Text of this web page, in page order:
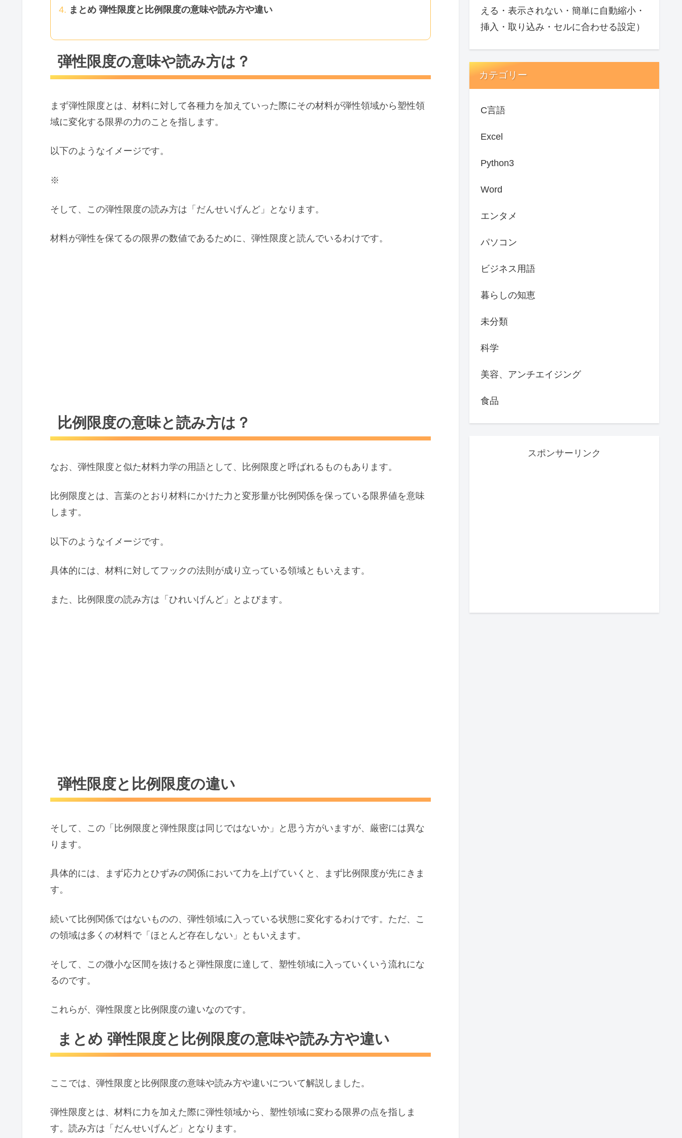
まとめ 弾性限度と比例限度の意味や読み方や違い
弾性限度の意味や読み方は？
まず弾性限度とは、材料に対して各種力を加えていった際にその材料が弾性領域から塑性領
域に変化する限界の力のことを指します。
以下のようなイメージです。
※
そして、この弾性限度の読み方は「だんせいげんど」となります。
材料が弾性を保てるの限界の数値であるために、弾性限度と読んでいるわけです。
比例限度の意味と読み方は？
なお、弾性限度と似た材料力学の用語として、比例限度と呼ばれるものもあります。
比例限度とは、言葉のとおり材料にかけた力と変形量が比例関係を保っている限界値を意味
します。
以下のようなイメージです。
具体的には、材料に対してフックの法則が成り立っている領域ともいえます。
また、比例限度の読み方は「ひれいげんど」とよびます。
弾性限度と比例限度の違い
そして、この「比例限度と弾性限度は同じではないか」と思う方がいますが、厳密には異な
ります。
具体的には、まず応力とひずみの関係において力を上げていくと、まず比例限度が先にきま
す。
続いて比例関係ではないものの、弾性領域に入っている状態に変化するわけです。ただ、こ
の領域は多くの材料で「ほとんど存在しない」ともいえます。
そして、この微小な区間を抜けると弾性限度に達して、塑性領域に入っていくいう流れにな
るのです。
これらが、弾性限度と比例限度の違いなのです。
まとめ 弾性限度と比例限度の意味や読み方や違い
ここでは、弾性限度と比例限度の意味や読み方や違いについて解説しました。
弾性限度とは、材料に力を加えた際に弾性領域から、塑性領域に変わる限界の点を指しま
す。読み方は「だんせいげんど」となります。
える・表示されない・簡単に自動縮小・
挿入・取り込み・セルに合わせる設定）
カテゴリー
C言語
Excel
Python3
Word
エンタメ
パソコン
ビジネス用語
暮らしの知恵
未分類
科学
美容、アンチエイジング
食品
スポンサーリンク